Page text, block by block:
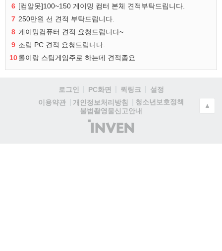
6 [컴알못]100~150 게이밍 컴터 본체 견적부탁드립니다.
7 250만원 선 견적 부탁드립니다.
8 게이밍컴퓨터 견적 요청드립니다~
9 조립 PC 견적 요청드립니다.
10롤이랑 스팀게임주로 하는데 견적좀요
로그인 PC화면 퀵링크
설정
이용약관
개인정보처리방침
청소년보호정책
불법촬영물신고안내
(주)
인
▲